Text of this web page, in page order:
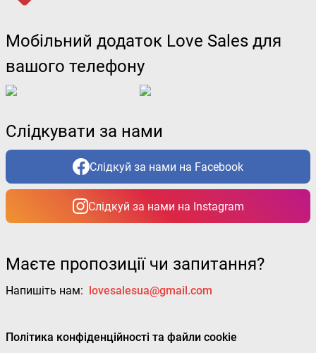
Мобільний додаток Love Sales для
вашого телефону
Слідкувати за нами
Слідкуй за нами на Facebook
Слідкуй за нами на Instagram
Маєте пропозиції чи запитання?
Напишіть нам: lovesalesua@gmail.com
Політика конфіденційності та файли cookie